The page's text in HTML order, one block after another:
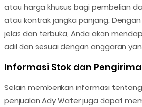
atau harga khusus bagi pembelian
atau kontrak jangka panjang.
jelas dan terbuka, Anda akan
adil dan sesuai dengan anggaran
Informasi Stok dan
Selain memberikan informasi
penjualan Ady Water juga dapat